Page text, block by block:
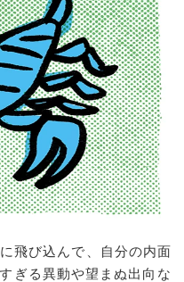
飛び込んで、自分の内面
ぎる異動や望まぬ出向な